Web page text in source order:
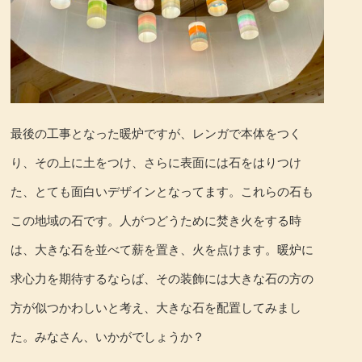
最後の工事となった暖炉ですが、レンガで本体をつく
り、その上に土をつけ、さらに表面には石をはりつけ
た、とても面白いデザインとなってます。これらの石も
この地域の石です。人がつどうために焚き火をする時
は、大きな石を並べて薪を置き、火を点けます。暖炉に
求心力を期待するならば、その装飾には大きな石の方の
方が似つかわしいと考え、大きな石を配置してみまし
た。みなさん、いかがでしょうか？